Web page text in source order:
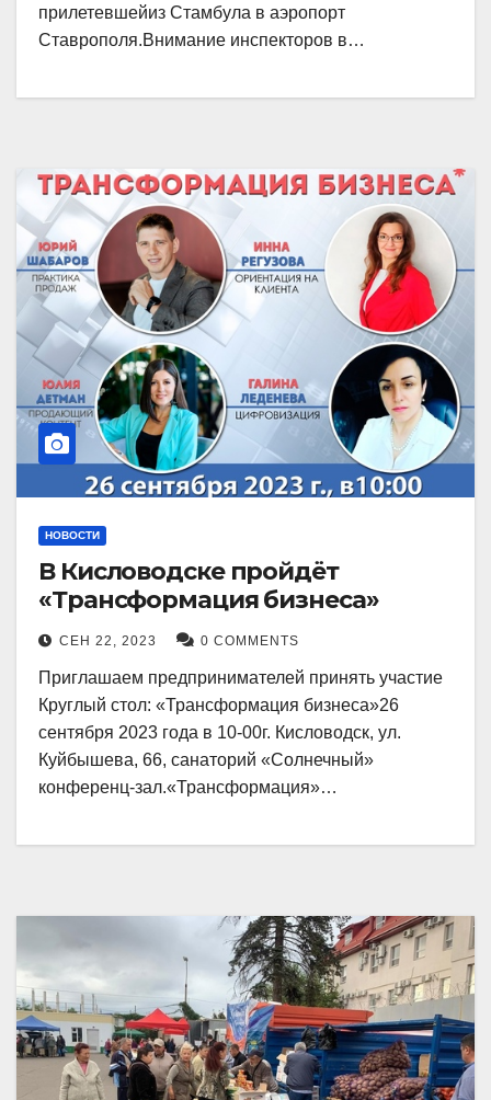
прилетевшейиз Стамбула в аэропорт
Ставрополя.Внимание инспекторов в…
НОВОСТИ
В Кисловодске пройдёт
«Трансформация бизнеса»
СЕН 22, 2023 0 COMMENTS
Приглашаем предпринимателей принять участие
Круглый стол: «Трансформация бизнеса»26
сентября 2023 года в 10-00г. Кисловодск, ул.
Куйбышева, 66, санаторий «Солнечный»
конференц-зал.«Трансформация»…